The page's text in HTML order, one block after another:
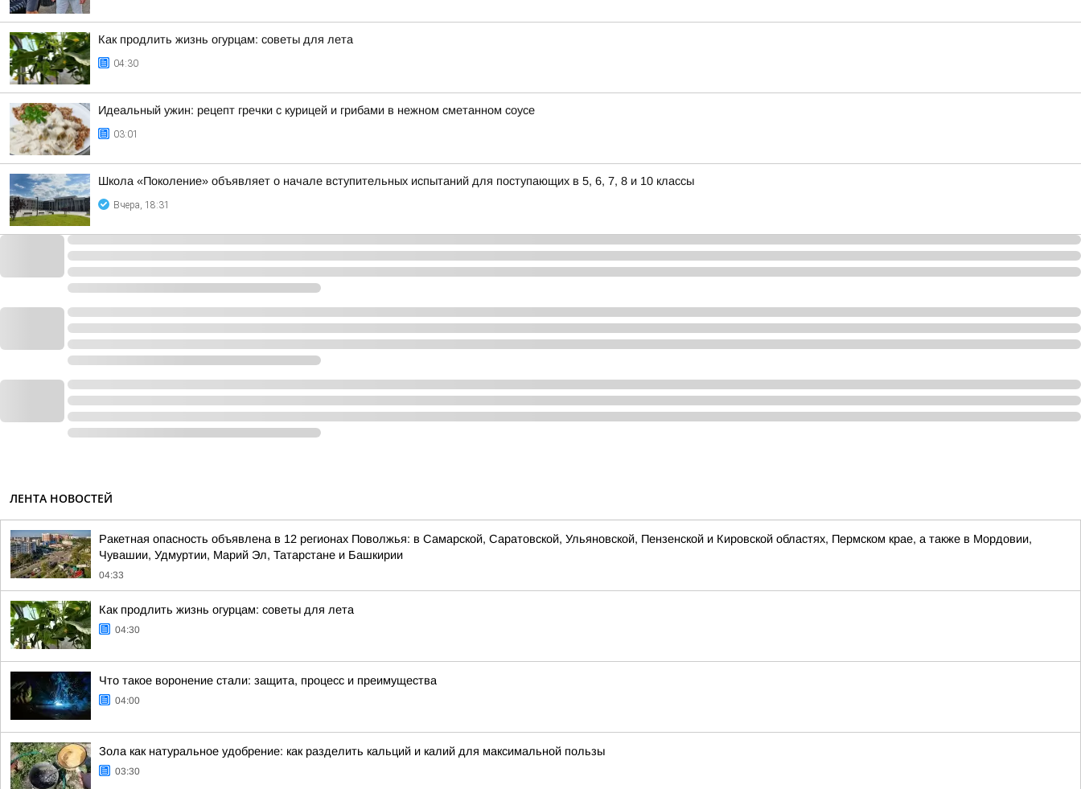
Как продлить жизнь огурцам: советы для лета
04:30
Идеальный ужин: рецепт гречки с курицей и грибами в нежном сметанном соусе
03:01
Школа «Поколение» объявляет о начале вступительных испытаний для поступающих в 5, 6, 7, 8 и 10 классы
Вчера, 18:31
ЛЕНТА НОВОСТЕЙ
Ракетная опасность объявлена в 12 регионах Поволжья: в Самарской, Саратовской, Ульяновской, Пензенской и Кировской областях, Пермском крае, а также в Мордовии,
Чувашии, Удмуртии, Марий Эл, Татарстане и Башкирии
04:33
Как продлить жизнь огурцам: советы для лета
04:30
Что такое воронение стали: защита, процесс и преимущества
04:00
Зола как натуральное удобрение: как разделить кальций и калий для максимальной пользы
03:30